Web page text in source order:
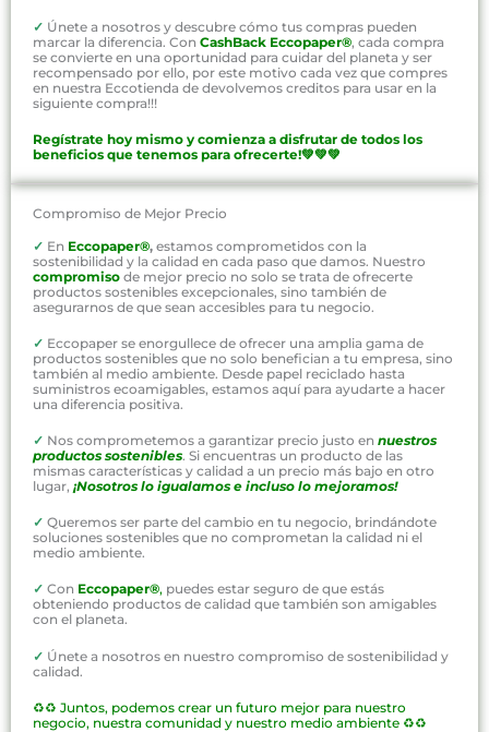
✓ Únete a nosotros y descubre cómo tus compras pueden
marcar la diferencia. Con CashBack Eccopaper®, cada compra
se convierte en una oportunidad para cuidar del planeta y ser
recompensado por ello, por este motivo cada vez que compres
en nuestra Eccotienda de devolvemos creditos para usar en la
siguiente compra!!!
Regístrate hoy mismo y comienza a disfrutar de todos los
beneficios que tenemos para ofrecerte!💚💚💚
Compromiso de Mejor Precio
✓ En Eccopaper®, estamos comprometidos con la
sostenibilidad y la calidad en cada paso que damos. Nuestro
compromiso de mejor precio no solo se trata de ofrecerte
productos sostenibles excepcionales, sino también de
asegurarnos de que sean accesibles para tu negocio.
✓ Eccopaper se enorgullece de ofrecer una amplia gama de
productos sostenibles que no solo benefician a tu empresa, sino
también al medio ambiente. Desde papel reciclado hasta
suministros ecoamigables, estamos aquí para ayudarte a hacer
una diferencia positiva.
✓ Nos comprometemos a garantizar precio justo en nuestros
productos sostenibles. Si encuentras un producto de las
mismas características y calidad a un precio más bajo en otro
lugar, ¡Nosotros lo igualamos e incluso lo mejoramos!
✓ Queremos ser parte del cambio en tu negocio, brindándote
soluciones sostenibles que no comprometan la calidad ni el
medio ambiente.
✓ Con Eccopaper®, puedes estar seguro de que estás
obteniendo productos de calidad que también son amigables
con el planeta.
✓ Únete a nosotros en nuestro compromiso de sostenibilidad y
calidad.
♻️♻️ Juntos, podemos crear un futuro mejor para nuestro
negocio, nuestra comunidad y nuestro medio ambiente ♻️♻️